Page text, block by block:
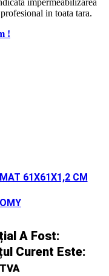
impermeabilizarea
in toata tara.
!
61X61X1,2 CM
A Fost:
Curent Este: